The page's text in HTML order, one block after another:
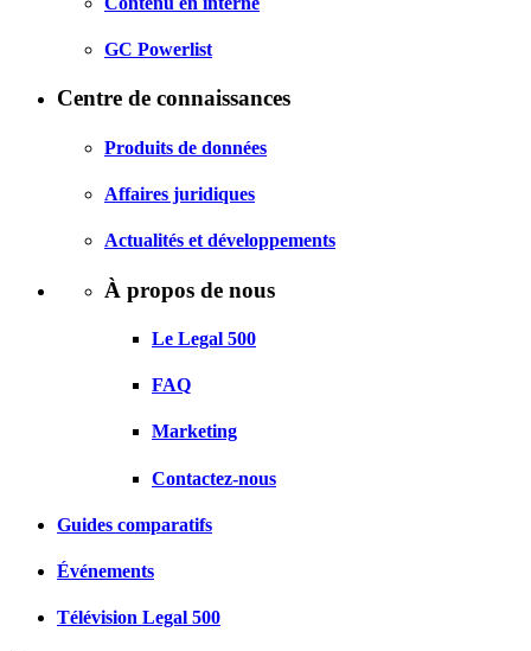
GC Powerlist
Centre de connaissances
Produits de données
Affaires juridiques
Actualités et développements
À propos de nous
Le Legal 500
FAQ
Marketing
Contactez-nous
Guides comparatifs
Événements
Télévision Legal 500